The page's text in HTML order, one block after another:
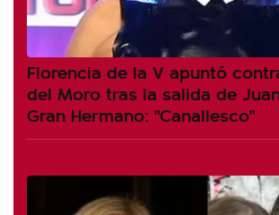
Florencia de la V apuntó
del Moro tras la salida de
Gran Hermano: "Canallesco"